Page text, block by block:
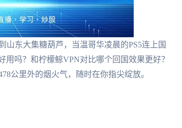
东大集糖葫芦，当温哥华凌晨的PS5连上国
吗？和柠檬鲸VPN对比哪个回国效果更好？
公里外的烟火气，随时在你指尖绽放。